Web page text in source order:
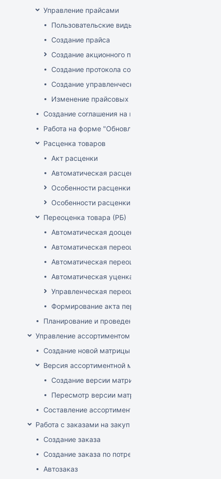
Управление прайсами
Пользовательские виды цен
Создание прайса
Создание акционного прайса
Создание протокола согласования цен
Создание управленческого прайса
Изменение прайсовых цен
Создание соглашения на поставку
Работа на форме "Обновление розничных цен"
Расценка товаров
Акт расценки
Автоматическая расценка при проведении
Особенности расценки в РБ
Особенности расценки РФ
Переоценка товара (РБ)
Автоматическая дооценка товаров
Автоматическая переоценка акционного товара
Автоматическая переоценка по прайсам и
Автоматическая уценка товаров
Управленческая переоценка
Формирование акта переоценки
Планирование и проведение акций
Управление ассортиментом магазинов
Создание новой матрицы
Версия ассортиментной матрицы
Создание версии матрицы
Пересмотр версии матрицы
Составление ассортимента магазина
Работа с заказами на закупку
Создание заказа
Создание заказа по потребностям
Автозаказ